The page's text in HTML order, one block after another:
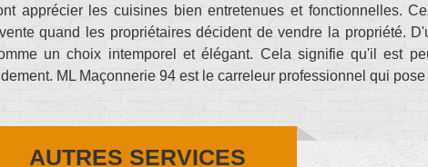
apprécier les cuisines bien entretenues et fonctionnelles.
quand les propriétaires décident de vendre la propriété.
un choix intemporel et élégant. Cela signifie qu'il est
ML Maçonnerie 94 est le carreleur professionnel qui
AUTRES SERVICES